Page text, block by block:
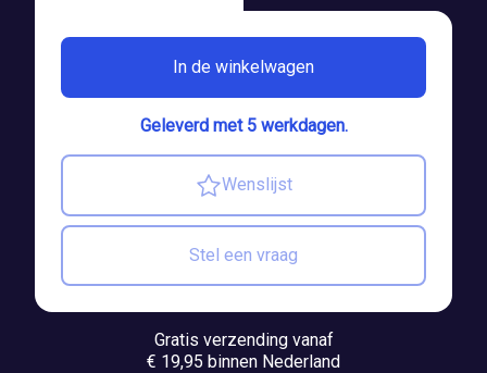
In de winkelwagen
Geleverd met 5 werkdagen.
Wenslijst
Stel een vraag
Gratis verzending vanaf
€ 19,95 binnen Nederland